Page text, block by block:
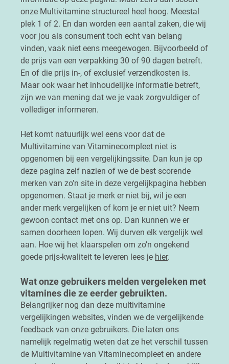
onze Multivitamine structureel heel hoog. Meestal
plek 1 of 2. En dan worden een aantal zaken, die wij
voor jou als consument toch echt van belang
vinden, vaak niet eens meegewogen. Bijvoorbeeld of
de prijs van een verpakking 30 of 90 dagen betreft.
En of die prijs in-, of exclusief verzendkosten is.
Maar ook waar het inhoudelijke informatie betreft,
zijn we van mening dat we je vaak zorgvuldiger of
vollediger informeren.
Het komt natuurlijk wel eens voor dat de
Multivitamine van Vitaminecompleet niet is
opgenomen bij een vergelijkingssite. Dan kun je op
deze pagina zelf nazien of we de best scorende
merken van zo’n site in deze vergelijkpagina hebben
opgenomen. Staat je merk er niet bij, wil je een
ander merk vergelijken of kom je er niet uit? Neem
gewoon contact met ons op. Dan kunnen we er
samen doorheen lopen. Wij durven elk vergelijk wel
aan. Hoe wij het klaarspelen om zo’n ongekend
goede prijs-kwaliteit te leveren lees je hier.
Wat onze gebruikers melden vergeleken met
vitamines die ze eerder gebruikten.
Belangrijker nog dan deze multivitamine
vergelijkingen websites, vinden we de vergelijkende
feedback van onze gebruikers. Die laten ons
namelijk regelmatig weten dat ze het verschil tussen
de Multivitamine van Vitaminecompleet en andere